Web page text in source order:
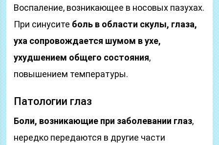
Воспаление, возникающее в носовых пазухах.
При синусите боль в области скулы, глаза,
уха сопровождается шумом в ухе,
ухудшением общего состояния,
повышением температуры.
Патологии глаз
Боли, возникающие при заболевании глаз,
нередко передаются в другие части